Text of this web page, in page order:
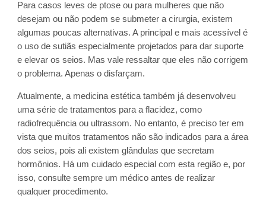
Para casos leves de ptose ou para mulheres que não
desejam ou não podem se submeter a cirurgia, existem
algumas poucas alternativas. A principal e mais acessível é
o uso de sutiãs especialmente projetados para dar suporte
e elevar os seios. Mas vale ressaltar que eles não corrigem
o problema. Apenas o disfarçam.
Atualmente, a medicina estética também já desenvolveu
uma série de tratamentos para a flacidez, como
radiofrequência ou ultrassom. No entanto, é preciso ter em
vista que muitos tratamentos não são indicados para a área
dos seios, pois ali existem glândulas que secretam
hormônios. Há um cuidado especial com esta região e, por
isso, consulte sempre um médico antes de realizar
qualquer procedimento.